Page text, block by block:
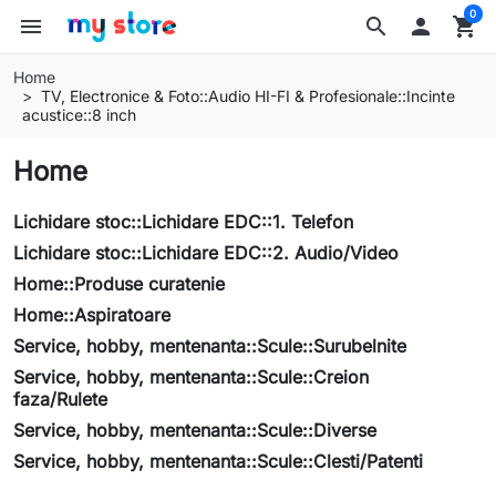
search
menu  shopping_cart
0
Home
TV, Electronice & Foto::Audio HI-FI & Profesionale::Incinte
acustice::8 inch
Home
Lichidare stoc::Lichidare EDC::1. Telefon
Lichidare stoc::Lichidare EDC::2. Audio/Video
Home::Produse curatenie
Home::Aspiratoare
Service, hobby, mentenanta::Scule::Surubelnite
Service, hobby, mentenanta::Scule::Creion
faza/Rulete
Service, hobby, mentenanta::Scule::Diverse
Service, hobby, mentenanta::Scule::Clesti/Patenti